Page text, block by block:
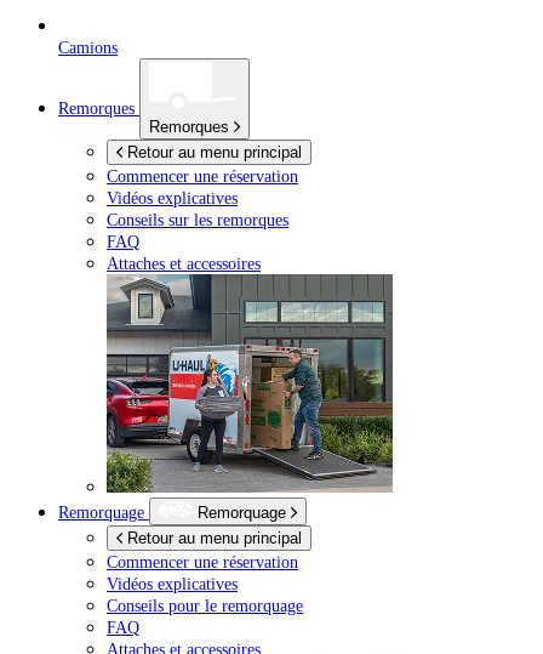
Camions
Remorques
Remorques
Retour au menu principal
Commencer une réservation
Vidéos explicatives
Conseils sur les remorques
FAQ
Attaches et accessoires
Remorquage
Remorquage
Retour au menu principal
Commencer une réservation
Vidéos explicatives
Conseils pour le remorquage
FAQ
Attaches et accessoires